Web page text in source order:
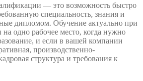
— это возможность быстро
специальность, знания и
дипломом. Обучение актуально при
одно рабочее место, когда нужно
и если в вашей компании
производственно-
структура и требования к